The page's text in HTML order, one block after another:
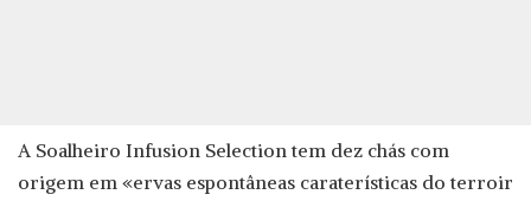
A Soalheiro Infusion Selection tem dez chás com
origem em «ervas espontâneas caraterísticas do terroir